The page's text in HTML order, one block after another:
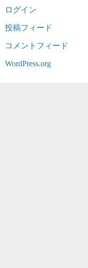
ログイン
投稿フィード
コメントフィード
WordPress.org